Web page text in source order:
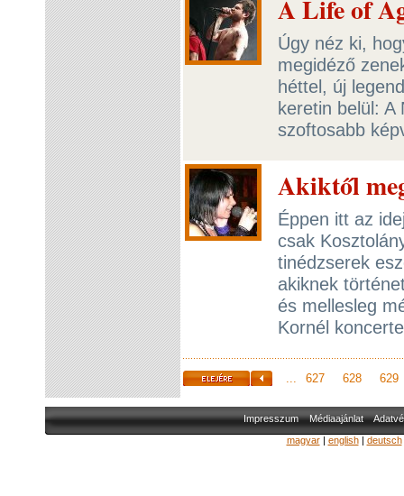
A Life of
Úgy néz ki,
megidéző
héttel, új
keretin belül: A
szoftosabb
Akiktől
Éppen itt az
csak
tinédzserek
akiknek
és mellesleg
Kornél
... 627 628 629
Impresszum Médiaajánlat
magyar| english| deutsch